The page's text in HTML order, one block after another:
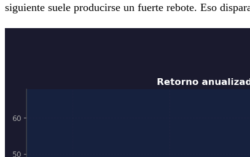
siguiente suele producirse un fuerte rebote. Eso